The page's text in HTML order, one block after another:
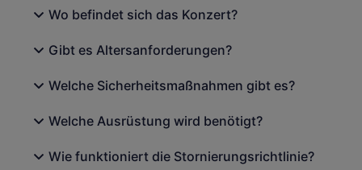
Wo befindet sich das Konzert?
Gibt es Altersanforderungen?
Welche Sicherheitsmaßnahmen gibt es?
Welche Ausrüstung wird benötigt?
Wie funktioniert die Stornierungsrichtlinie?